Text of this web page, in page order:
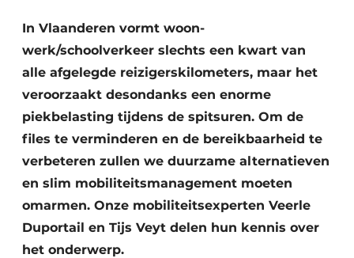
Video’s
In Vlaanderen vormt woon-
werk/schoolverkeer slechts een kwart van
alle afgelegde reizigerskilometers, maar het
veroorzaakt desondanks een enorme
piekbelasting tijdens de spitsuren. Om de
files te verminderen en de bereikbaarheid te
verbeteren zullen we duurzame alternatieven
en slim mobiliteitsmanagement moeten
omarmen. Onze mobiliteitsexperten Veerle
Duportail en Tijs Veyt delen hun kennis over
het onderwerp.